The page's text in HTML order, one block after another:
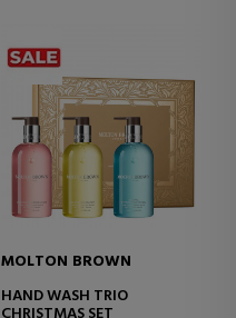
MOLTON BROWN
HAND WASH TRIO